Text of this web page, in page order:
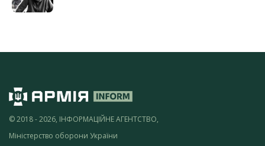
© 2018 - 2026, ІНФОРМАЦІЙНЕ АГЕНТСТВО,
Міністерство оборони України